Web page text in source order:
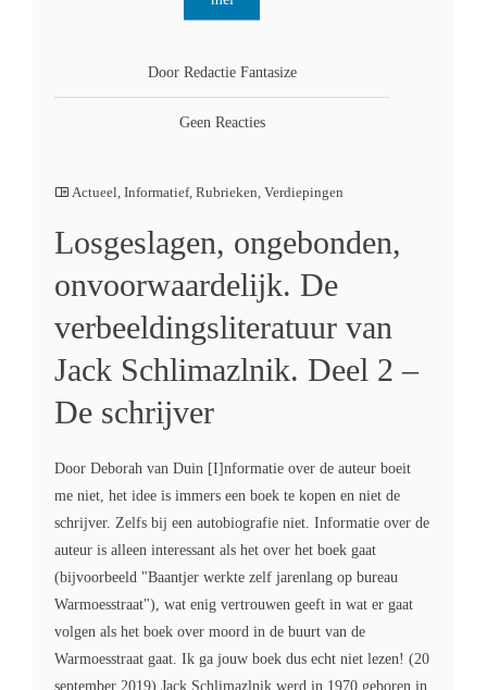
Door Redactie Fantasize
Geen Reacties
Actueel Informatief, Rubrieken Verdiepingen
Losgeslagen, ongebonden,
onvoorwaardelijk. De
verbeeldingsliteratuur van
Jack Schlimazlnik. Deel 2 –
De schrijver
Door Deborah van Duin [I]nformatie over de auteur boeit
me niet, het idee is immers een boek te kopen en niet de
schrijver. Zelfs bij een autobiografie niet. Informatie over de
auteur is alleen interessant als het over het boek gaat
(bijvoorbeeld "Baantjer werkte zelf jarenlang op bureau
Warmoesstraat"), wat enig vertrouwen geeft in wat er gaat
volgen als het boek over moord in de buurt van de
Warmoesstraat gaat. Ik ga jouw boek dus echt niet lezen! (20
september 2019) Jack Schlimazlnik werd in 1970 geboren in